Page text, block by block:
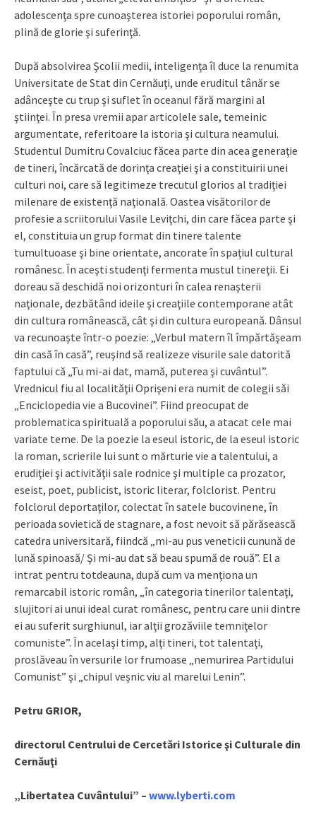
adolescenţa spre cunoaşterea istoriei poporului român,
plină de glorie şi suferinţă.
După absolvirea Şcolii medii, inteligenţa îl duce la renumita
Universitate de Stat din Cernăuţi, unde eruditul tânăr se
adânceşte cu trup şi suflet în oceanul fără margini al
ştiinţei. În presa vremii apar articolele sale, temeinic
argumentate, referitoare la istoria şi cultura neamului.
Studentul Dumitru Covalciuc făcea parte din acea generaţie
de tineri, încărcată de dorinţa creaţiei şi a constituirii unei
culturi noi, care să legitimeze trecutul glorios al tradiţiei
milenare de existenţă naţională. Oastea visătorilor de
profesie a scriitorului Vasile Leviţchi, din care făcea parte şi
el, constituia un grup format din tinere talente
tumultuoase şi bine orientate, ancorate în spaţiul cultural
românesc. În aceşti studenţi fermenta mustul tinereţii. Ei
doreau să deschidă noi orizonturi în calea renaşterii
naţionale, dezbătând ideile şi creaţiile contemporane atât
din cultura românească, cât şi din cultura europeană. Dânsul
va recunoaşte într-o poezie: „Verbul matern îl împărtăşeam
din casă în casă”, reuşind să realizeze visurile sale datorită
faptului că „Tu mi-ai dat, mamă, puterea şi cuvântul”.
Vrednicul fiu al localităţii Oprişeni era numit de colegii săi
„Enciclopedia vie a Bucovinei”. Fiind preocupat de
problematica spirituală a poporului său, a atacat cele mai
variate teme. De la poezie la eseul istoric, de la eseul istoric
la roman, scrierile lui sunt o mărturie vie a talentului, a
erudiţiei şi activităţii sale rodnice şi multiple ca prozator,
eseist, poet, publicist, istoric literar, folclorist. Pentru
folclorul deportaţilor, colectat în satele bucovinene, în
perioada sovietică de stagnare, a fost nevoit să părăsească
catedra universitară, fiindcă „mi-au pus veneticii cunună de
lună spinoasă/ Şi mi-au dat să beau spumă de rouă”. El a
intrat pentru totdeauna, după cum va menţiona un
remarcabil istoric român, „în categoria tinerilor talentaţi,
slujitori ai unui ideal curat românesc, pentru care unii dintre
ei au suferit surghiunul, iar alţii grozăviile temniţelor
comuniste”. În acelaşi timp, alţi tineri, tot talentaţi,
proslăveau în versurile lor frumoase „nemurirea Partidului
Comunist” şi „chipul veşnic viu al marelui Lenin”.
Petru GRIOR,
directorul Centrului de Cercetări Istorice şi Culturale din
Cernăuţi
„Libertatea Cuvântului” – www.lyberti.com